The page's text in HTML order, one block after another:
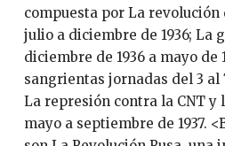
compuesta por La revolución
julio a diciembre de 1936; La
diciembre de 1936 a mayo de
sangrientas jornadas del 3 al
La represión contra la CNT y
mayo a septiembre de 1937.